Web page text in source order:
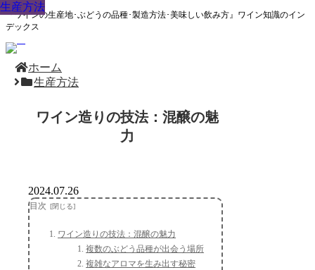
『ワインの生産地･ぶどうの品種･製造方法･美味しい飲み方』ワイン知識のイン
デックス
ホーム
生産方法
ワイン造りの技法：混醸の魅
力
生産方法
2024.07.26
目次
ワイン造りの技法：混醸の魅力
複数のぶどう品種が出会う場所
複雑なアロマを生み出す秘密
生産方法
生産方法
生産方法
生産方法
生産方法
生産方法
生産方法
生産方法